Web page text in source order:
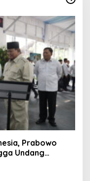
Prabowo
Undang